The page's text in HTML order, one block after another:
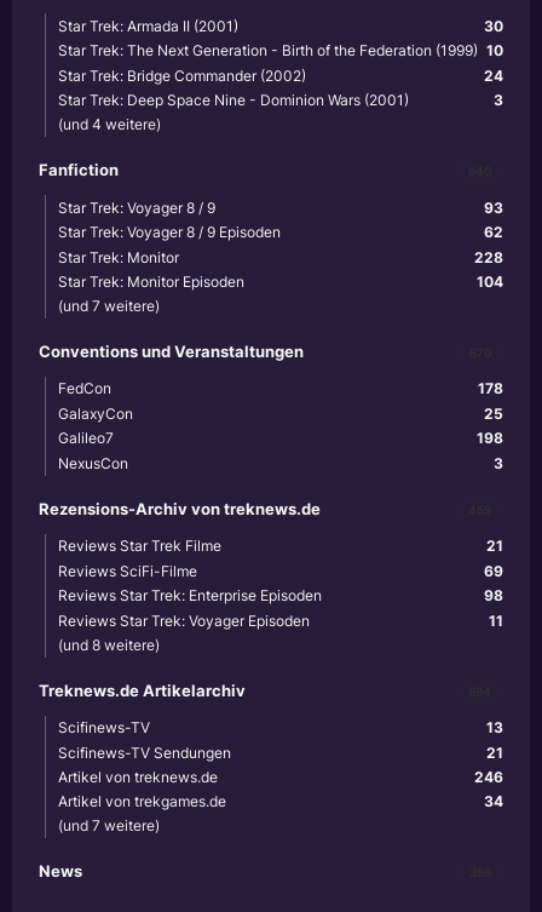
30
Star Trek: Armada II (2001)
10
Star Trek: The Next Generation - Birth of the Federation (1999)
24
Star Trek: Bridge Commander (2002)
3
Star Trek: Deep Space Nine - Dominion Wars (2001)
(und 4 weitere)
Fanfiction
93
Star Trek: Voyager 8 / 9
62
Star Trek: Voyager 8 / 9 Episoden
228
Star Trek: Monitor
104
Star Trek: Monitor Episoden
(und 7 weitere)
Conventions und Veranstaltungen
178
FedCon
25
GalaxyCon
198
Galileo7
3
NexusCon
Rezensions-Archiv von treknews.de
21
Reviews Star Trek Filme
69
Reviews SciFi-Filme
98
Reviews Star Trek: Enterprise Episoden
11
Reviews Star Trek: Voyager Episoden
(und 8 weitere)
Treknews.de Artikelarchiv
13
Scifinews-TV
21
Scifinews-TV Sendungen
246
Artikel von treknews.de
34
Artikel von trekgames.de
(und 7 weitere)
News